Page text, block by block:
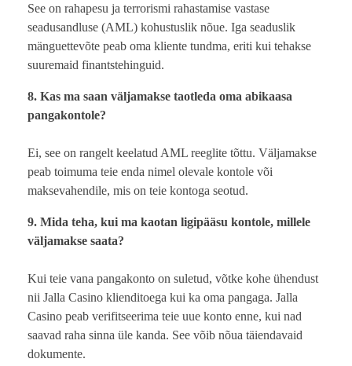
See on rahapesu ja terrorismi rahastamise vastase
seadusandluse (AML) kohustuslik nõue. Iga seaduslik
mänguettevõte peab oma kliente tundma, eriti kui tehakse
suuremaid finantstehinguid.
8. Kas ma saan väljamakse taotleda oma abikaasa
pangakontole?
Ei, see on rangelt keelatud AML reeglite tõttu. Väljamakse
peab toimuma teie enda nimel olevale kontole või
maksevahendile, mis on teie kontoga seotud.
9. Mida teha, kui ma kaotan ligipääsu kontole, millele
väljamakse saata?
Kui teie vana pangakonto on suletud, võtke kohe ühendust
nii Jalla Casino klienditoega kui ka oma pangaga. Jalla
Casino peab verifitseerima teie uue konto enne, kui nad
saavad raha sinna üle kanda. See võib nõua täiendavaid
dokumente.